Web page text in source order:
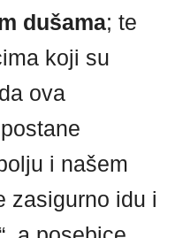
dušama; te
koji su
ova
i našem
zasigurno idu i